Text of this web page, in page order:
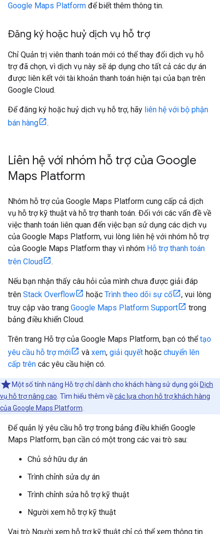
Google Maps Platform để biết thêm thông tin.
Đăng ký hoặc huỷ dịch vụ hỗ trợ
Chỉ Quản trị viên thanh toán mới có thể thay đổi dịch vụ hỗ
trợ đã chọn, vì dịch vụ này sẽ áp dụng cho tất cả các dự án
được liên kết với tài khoản thanh toán hiện tại của bạn trên
Google Cloud.
Để đăng ký hoặc huỷ dịch vụ hỗ trợ, hãy liên hệ với bộ phận
bán hàng
.
Liên hệ với nhóm hỗ trợ của Google
Maps Platform
Nhóm hỗ trợ của Google Maps Platform cung cấp cả dịch
vụ hỗ trợ kỹ thuật và hỗ trợ thanh toán. Đối với các vấn đề về
việc thanh toán liên quan đến việc bạn sử dụng các dịch vụ
của Google Maps Platform, vui lòng liên hệ với nhóm hỗ trợ
của Google Maps Platform thay vì nhóm Hỗ trợ thanh toán
trên Cloud
.
Nếu bạn nhận thấy câu hỏi của mình chưa được giải đáp
trên Stack Overflow hoặc Trình theo dõi sự cố
, vui lòng
truy cập vào trang Google Maps Platform Support
trong
bảng điều khiển Cloud.
Trên trang Hỗ trợ của Google Maps Platform, bạn có thểtạo
yêu cầu hỗ trợ mới
và xem, giải quyết hoặc chuyển lên
cấp trên các yêu cầu hiện có.
Một số tính năng Hỗ trợ chỉ dành cho khách hàng sử dụng gói Dịch
vụ hỗ trợ nâng cao . Tìm hiểu thêm vềcác lựa chọn hỗ trợ khách hàng
của Google Maps Platform
Để quản lý yêu cầu hỗ trợ trong bảng điều khiển Google
Maps Platform, bạn cần có một trong các vai trò sau:
Chủ sở hữu dự án
Trình chỉnh sửa dự án
Trình chỉnh sửa hỗ trợ kỹ thuật
Người xem hỗ trợ kỹ thuật
Vai trò Người xem hỗ trợ kỹ thuật chỉ có thể xem thông tin